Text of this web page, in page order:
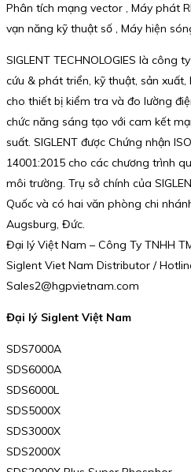
Phân tích mạng vector , Máy phát
vạn năng kỹ thuật số , Máy hiện
SIGLENT TECHNOLOGIES là công
cứu & phát triển, kỹ thuật, sản
cho thiết bị kiểm tra và đo lường
chức năng sáng tạo với cam kết
suất. SIGLENT được Chứng nhận
14001:2015 cho các chương trình
môi trường. Trụ sở chính của
Quốc và có hai văn phòng chi
Augsburg, Đức.
Đại lý Việt Nam – Công Ty TNHH
Siglent Viet Nam Distributor /
Sales2@hgpvietnam.com
Đại lý Siglent Việt Nam
SDS7000A
SDS6000A
SDS6000L
SDS5000X
SDS3000X
SDS2000X